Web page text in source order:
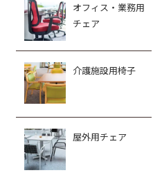
オフィス・業務用
チェア
介護施設用椅子
屋外用チェア